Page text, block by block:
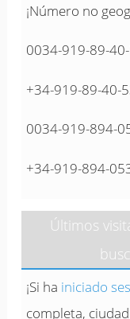
¡Número no
0034-919-89-
+34-919-89-40-
0034-919-894-
+34-919-894-
Últimos
¡Si ha iniciado
completa,